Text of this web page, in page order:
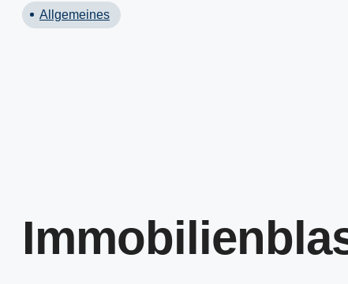
Allgemeines